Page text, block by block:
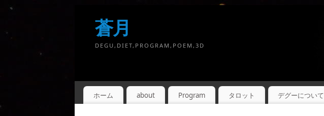
蒼月
DEGU,DIET,PROGRAM,POEM,3D
ホーム about Program タロット デグーについて